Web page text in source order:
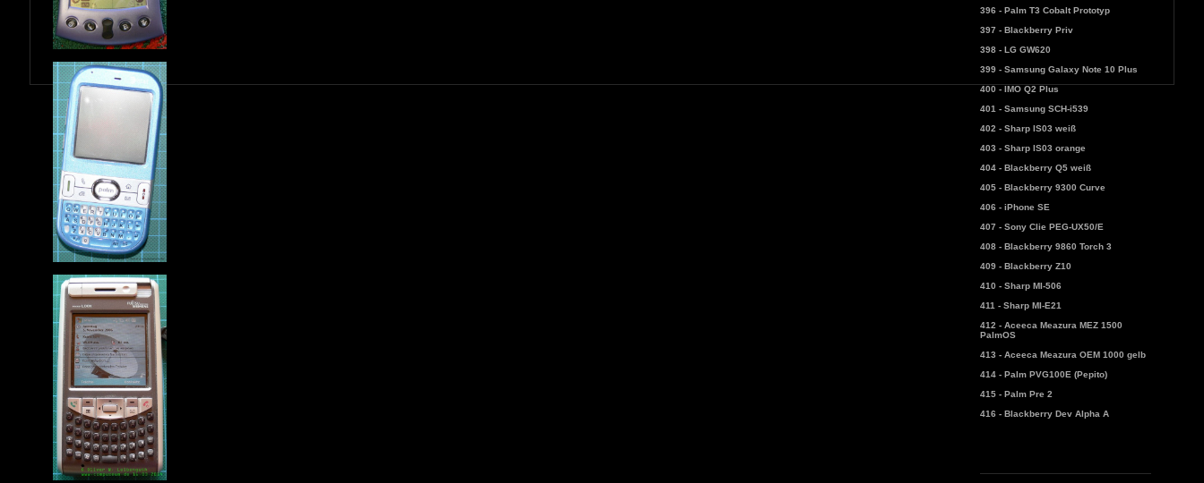
396 - Palm T3 Cobalt Prototyp
397 - Blackberry Priv
398 - LG GW620
399 - Samsung Galaxy Note 10 Plus
400 - IMO Q2 Plus
401 - Samsung SCH-i539
402 - Sharp IS03 weiß
403 - Sharp IS03 orange
404 - Blackberry Q5 weiß
405 - Blackberry 9300 Curve
406 - iPhone SE
407 - Sony Clie PEG-UX50/E
408 - Blackberry 9860 Torch 3
409 - Blackberry Z10
410 - Sharp MI-506
411 - Sharp MI-E21
412 - Aceeca Meazura MEZ 1500
PalmOS
413 - Aceeca Meazura OEM 1000 gelb
414 - Palm PVG100E (Pepito)
415 - Palm Pre 2
416 - Blackberry Dev Alpha A